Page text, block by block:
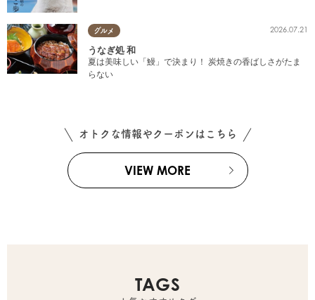
グルメ 2026.07.21
うなぎ処 和
夏は美味しい「鰻」で決まり！ 炭焼きの香ばしさがたま
らない
オトクな情報やクーポンはこちら
VIEW MORE
TAGS